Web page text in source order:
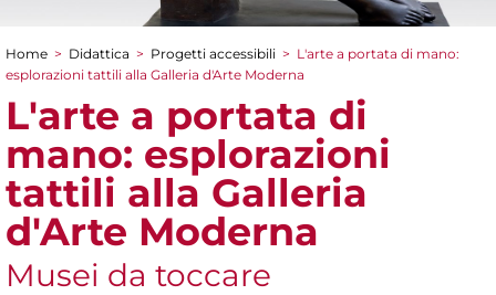
Tu sei qui
Home > Didattica > Progetti accessibili > L'arte a portata di mano:
esplorazioni tattili alla Galleria d'Arte Moderna
L'arte a portata di
mano: esplorazioni
tattili alla Galleria
d'Arte Moderna
Musei da toccare